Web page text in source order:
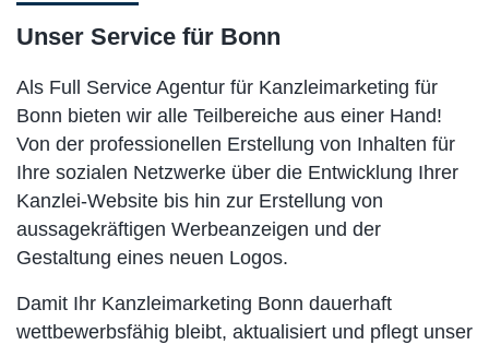
Unser Service für Bonn
Als Full Service Agentur für Kanzleimarketing für
Bonn bieten wir alle Teilbereiche aus einer Hand!
Von der professionellen Erstellung von Inhalten für
Ihre sozialen Netzwerke über die Entwicklung Ihrer
Kanzlei-Website bis hin zur Erstellung von
aussagekräftigen Werbeanzeigen und der
Gestaltung eines neuen Logos.
Damit Ihr Kanzleimarketing Bonn dauerhaft
wettbewerbsfähig bleibt, aktualisiert und pflegt unser